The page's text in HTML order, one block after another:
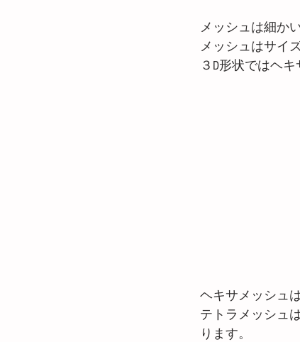
メッシュは細か
メッシュはサイ
３D形状ではヘ
ヘキサメッシュ
テトラメッシュ
ります。